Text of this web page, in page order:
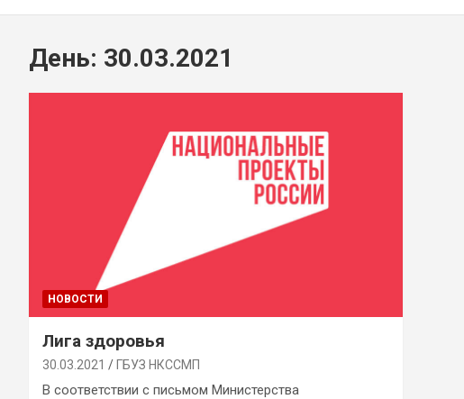
День: 30.03.2021
НОВОСТИ
Лига здоровья
30.03.2021 ГБУЗ НКССМП
В соответствии с письмом Министерства